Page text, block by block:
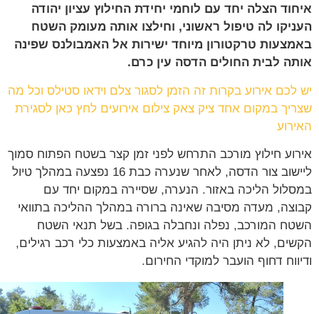
הצלה יחד עם לוחמי יחידת החילוץ עציון יהודה
לה טיפול ראשוני, וחילצו אותה מעומק השטח
טרקטורון מיוחד ישירות אל האמבולנס שפינה
לבית החולים הדסה עין כרם.
אירוע בקרות זה הזמן לסגור צלם וידאו סטילס וכל מה
במקום אחד ציק צאק צילום אירועים לחץ כאן לסגירת
חילוץ מורכב התרחש לפני זמן קצר בשטח הפתוח סמוך
ליישוב צור הדסה, לאחר שנערה כבת 16 נפצעה במהלך טיול
הליכה באזור. הנערה, שסיירה במקום יחד עם
מעדה מסיבה שאינה ברורה במהלך ההליכה בתוואי
המורכב, נפלה ונחבלה בגופה. בשל תנאי השטח
לא ניתן היה להגיע אליה באמצעות כלי רכב רגילים,
דחוף הועבר למוקדי החירום.